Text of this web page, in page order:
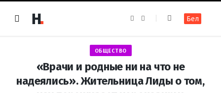
e
k
t
a
m
Бел
ОБЩЕСТВО
«Врачи и родные ни на что не
надеялись». Жительница Лиды о том,